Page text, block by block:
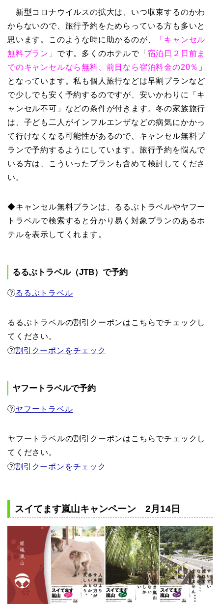
新型コロナウイルスの拡大は、いつ収束するのかわ
からないので、旅行予約をためらっている方も多いと
思います。このような時に助かるのが、
「キャンセル
無料プラン」 です。多くのホテルで「 宿泊日２日前ま
でのキャンセルなら無料、前日なら宿泊料金の20％ 」
となっています。私も個人旅行などは早割プランなど
で少しでも安く予約するのですが、安いかわりに「キ
ャンセル不可」などの条件が付きます。冬の家族旅行
は、子ども二人がインフルエンザなどの病気にかかっ
て行けなくなる可能性があるので、キャンセル無料プ
ランで予約するようにしています。旅行予約を悩んで
いる方は、こういったプランも含めて検討してくださ
い。
◆キャンセル無料プランは、るるぶトラベルやヤフー
トラベルで検索すると分かり易く対象プランのあるホ
テルを表示してくれます。
るるぶトラベル（JTB）で予約
るるぶトラベル
るるぶトラベルの割引クーポンはこちらでチェックし
てください。
割引クーポンをチェック
ヤフートラベルで予約
ヤフートラベル
ヤフートラベルの割引クーポンはこちらでチェックし
てください。
割引クーポンをチェック
スイてます嵐山キャンペーン 2月14日